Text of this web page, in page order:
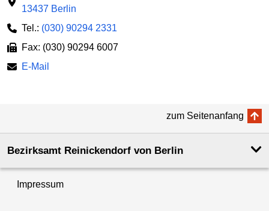
13437 Berlin
Tel.: (030) 90294 2331
Fax: (030) 90294 6007
E-Mail
zum Seitenanfang
Bezirksamt Reinickendorf von Berlin
Impressum